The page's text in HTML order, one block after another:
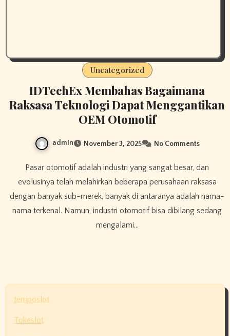
Uncategorized
IDTechEx Membahas Bagaimana
Raksasa Teknologi Dapat Menggantikan
OEM Otomotif
admin November 3, 2025 No Comments
Pasar otomotif adalah industri yang sangat besar, dan
evolusinya telah melahirkan beberapa perusahaan raksasa
dengan banyak sub-merek, banyak di antaranya adalah nama-
nama terkenal. Namun, industri otomotif bisa dibilang sedang
mengalami…
temposlot
Tokeslot